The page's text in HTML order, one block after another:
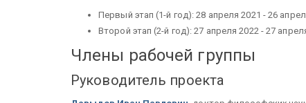
Первый этап (1-й год): 28 апреля 2021 - 26
Второй этап (2-й год): 27 апреля 2022 - 27
Члены рабочей группы
Руководитель проекта